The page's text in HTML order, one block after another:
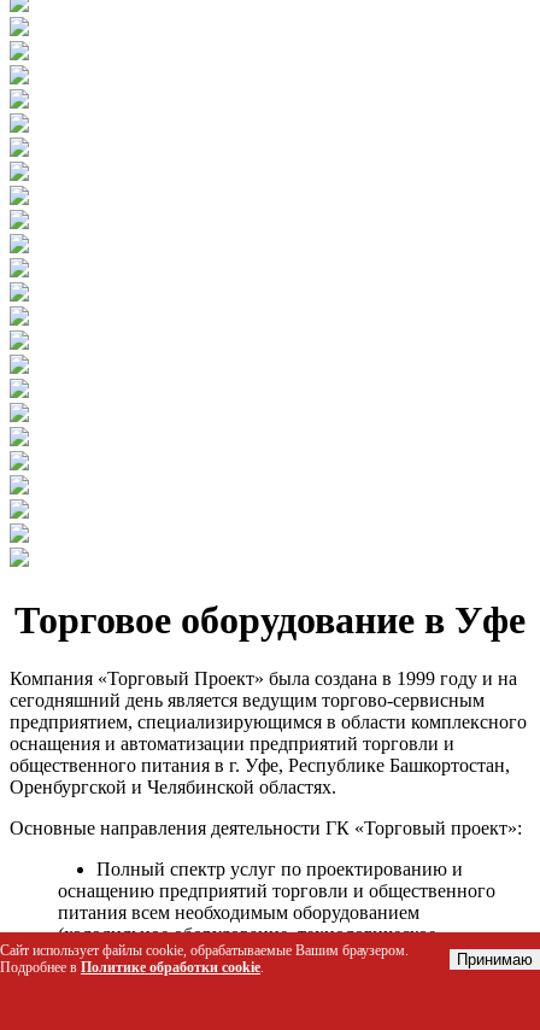
Торговое оборудование в Уфе
Компания «Торговый Проект» была создана в 1999 году и на
сегодняшний день является ведущим торгово-сервисным
предприятием, специализирующимся в области комплексного
оснащения и автоматизации предприятий торговли и
общественного питания в г. Уфе, Республике Башкортостан,
Оренбургской и Челябинской областях.
Основные направления деятельности ГК «Торговый проект»:
Полный спектр услуг по проектированию и
оснащению предприятий торговли и общественного
питания всем необходимым оборудованием
(холодильное оборудование, технологическое
оборудование, стеллажное оборудование и т.д.);
Автоматизация торговых процессов и внедрения
Сайт использует файлы cookie, обрабатываемые Вашим браузером.
Подробнее в Политике обработки cookie. Принимаю